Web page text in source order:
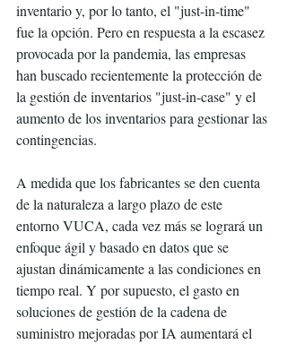
inventario y, por lo tanto, el "just-in-time"
fue la opción. Pero en respuesta a la escasez
provocada por la pandemia, las empresas
han buscado recientemente la protección de
la gestión de inventarios "just-in-case" y el
aumento de los inventarios para gestionar las
contingencias.
A medida que los fabricantes se den cuenta
de la naturaleza a largo plazo de este
entorno VUCA, cada vez más se logrará un
enfoque ágil y basado en datos que se
ajustan dinámicamente a las condiciones en
tiempo real. Y por supuesto, el gasto en
soluciones de gestión de la cadena de
suministro mejoradas por IA aumentará el